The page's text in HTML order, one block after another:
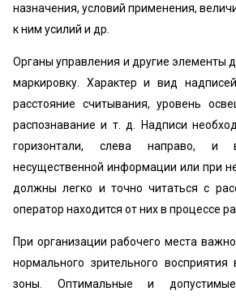
назначения, условий применения,
к ним усилий и др.
Органы управления и другие элементы
маркировку. Характер и вид
расстояние считывания, уровень
распознавание и т. д. Надписи
горизонтали, слева направо, и
несущественной информации или при
должны легко и точно читаться с
оператор находится от них в процессе
При организации рабочего места
нормального зрительного
зоны. Оптимальные и